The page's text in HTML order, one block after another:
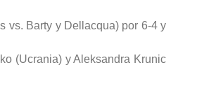
vs. Barty y Dellacqua) por 6-4 y
(Ucrania) y Aleksandra Krunic